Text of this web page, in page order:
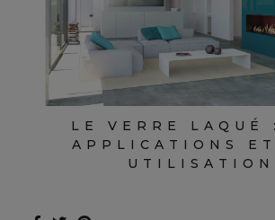
LE VERRE LAQUÉ
APPLICATIONS ET
UTILISATION